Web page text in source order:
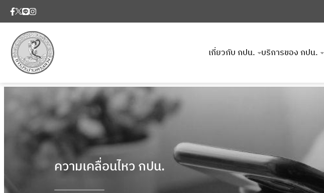
เกี่ยวกับ กปน. บริการของ กปน.
ความเคลื่อนไหว กปน.